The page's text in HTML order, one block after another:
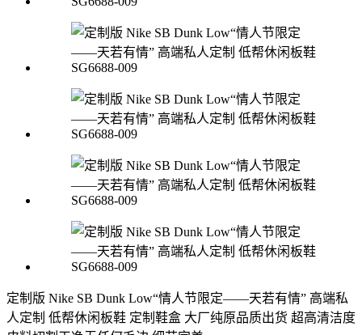
定制版 Nike SB Dunk Low“情人节限定——天若有情” 高端私
人定制 低帮休闲板鞋 定制鞋盒 大厂纯原品质出货 超高清洁度